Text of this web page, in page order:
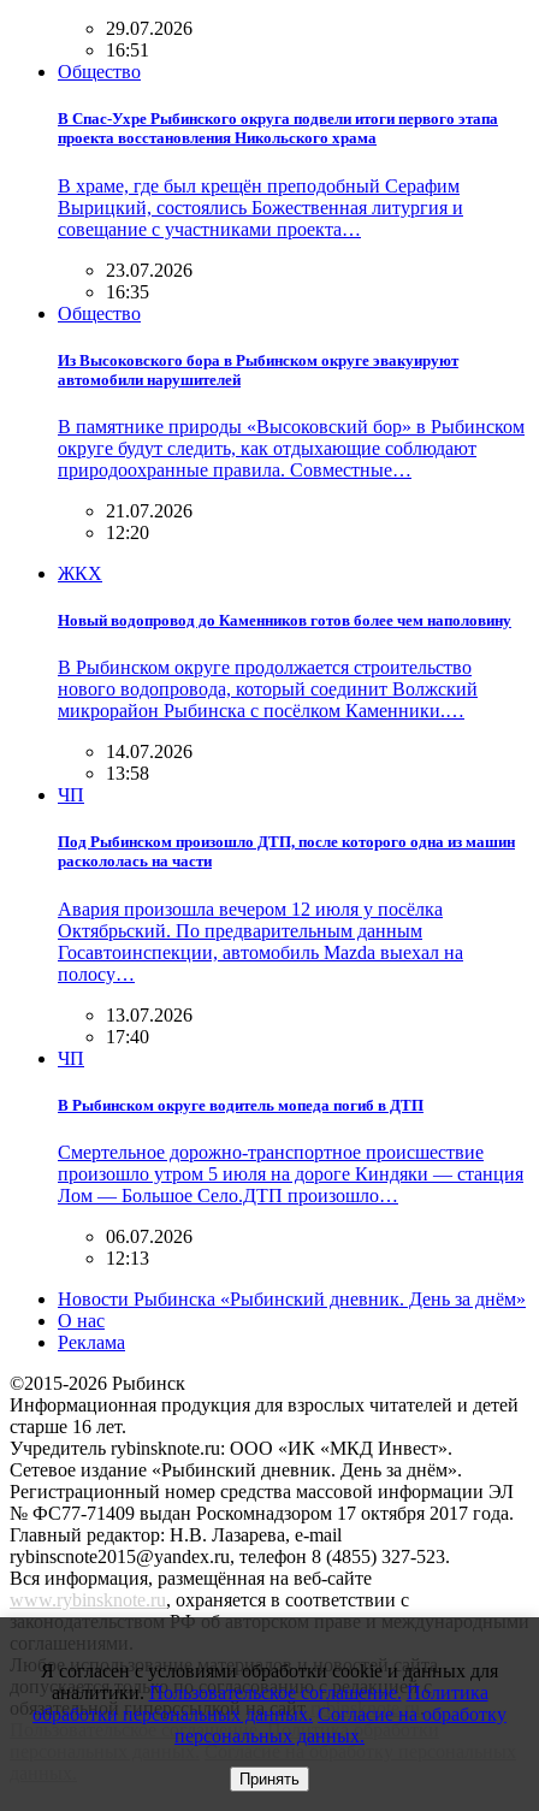
29.07.2026
16:51
Общество
В Спас-Ухре Рыбинского округа подвели итоги первого этапа
проекта восстановления Никольского храма
В храме, где был крещён преподобный Серафим
Вырицкий, состоялись Божественная литургия и
совещание с участниками проекта…
23.07.2026
16:35
Общество
Из Высоковского бора в Рыбинском округе эвакуируют
автомобили нарушителей
В памятнике природы «Высоковский бор» в Рыбинском
округе будут следить, как отдыхающие соблюдают
природоохранные правила. Совместные…
21.07.2026
12:20
ЖКХ
Новый водопровод до Каменников готов более чем наполовину
В Рыбинском округе продолжается строительство
нового водопровода, который соединит Волжский
микрорайон Рыбинска с посёлком Каменники.…
14.07.2026
13:58
ЧП
Под Рыбинском произошло ДТП, после которого одна из машин
раскололась на части
Авария произошла вечером 12 июля у посёлка
Октябрьский. По предварительным данным
Госавтоинспекции, автомобиль Mazda выехал на
полосу…
13.07.2026
17:40
ЧП
В Рыбинском округе водитель мопеда погиб в ДТП
Смертельное дорожно-транспортное происшествие
произошло утром 5 июля на дороге Киндяки — станция
Лом — Большое Село.ДТП произошло…
06.07.2026
12:13
Новости Рыбинска «Рыбинский дневник. День за днём»
О нас
Реклама
©2015-2026 Рыбинск
Информационная продукция для взрослых читателей и детей
старше 16 лет.
Учредитель rybinsknote.ru: ООО «ИК «МКД Инвест».
Сетевое издание «Рыбинский дневник. День за днём».
Регистрационный номер средства массовой информации ЭЛ
№ ФС77-71409 выдан Роскомнадзором 17 октября 2017 года.
Главный редактор: Н.В. Лазарева, e-mail
rybinscnote2015@yandex.ru, телефон 8 (4855) 327-523.
Вся информация, размещённая на веб-сайте
www.rybinsknote.ru, охраняется в соответствии с
законодательством РФ об авторском праве и международными
соглашениями.
Любое использование материалов и новостей сайта
допускается только по согласованию с редакцией с
обязательной гиперссылкой на сайтrybinsknote.ru.
Пользовательское соглашение. Политика обработки
персональных данных. Согласие на обработку персональных
Я согласен с условиями обработки cookie и данных для
аналитики. Пользовательское соглашение. Политика
обработки персональных данных. Согласие на обработку
персональных данных.
Принять